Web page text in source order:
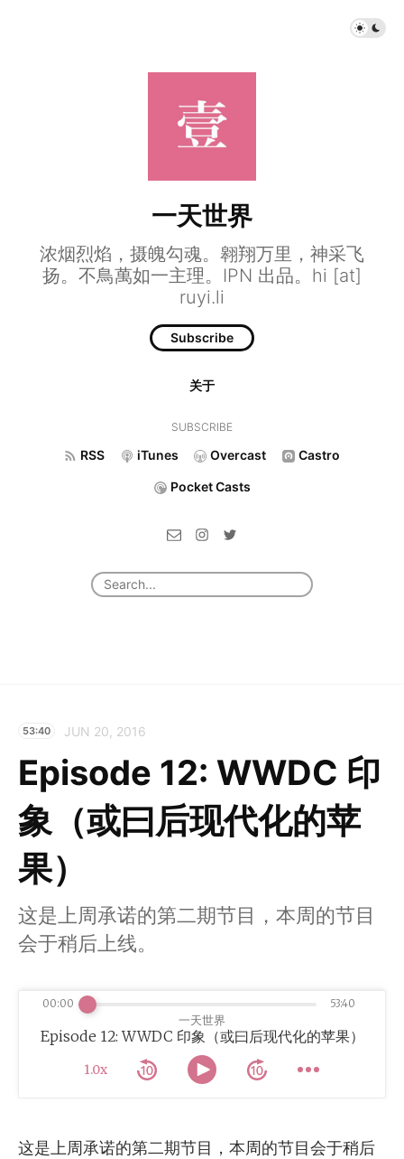
一天世界
浓烟烈焰，摄魄勾魂。翱翔万里，神采飞
扬。不鳥萬如一主理。IPN 出品。hi [at]
ruyi.li
Subscribe
关于
SUBSCRIBE
RSS iTunes Overcast Castro
Pocket Casts
53:40 JUN 20, 2016
Episode 12: WWDC 印
象（或曰后现代化的苹
果）
这是上周承诺的第二期节目，本周的节目
会于稍后上线。
一天世界
Episode 12: WWDC 印象（或曰后现代化的苹果）
1.0x
00:00 53:40
这是上周承诺的第二期节目，本周的节目会于稍后